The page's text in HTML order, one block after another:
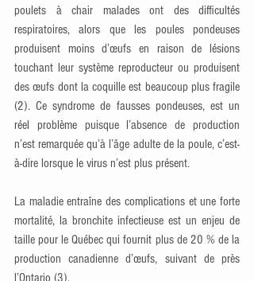
poulets à chair malades ont des difficultés
respiratoires, alors que les poules pondeuses
produisent moins d’œufs en raison de lésions
touchant leur système reproducteur ou produisent
des œufs dont la coquille est beaucoup plus fragile
(2). Ce syndrome de fausses pondeuses, est un
réel problème puisque l’absence de production
n’est remarquée qu’à l’âge adulte de la poule, c’est-
à-dire lorsque le virus n’est plus présent.
La maladie entraîne des complications et une forte
mortalité, la bronchite infectieuse est un enjeu de
taille pour le Québec qui fournit plus de 20 % de la
production canadienne d’œufs, suivant de près
l’Ontario (3).